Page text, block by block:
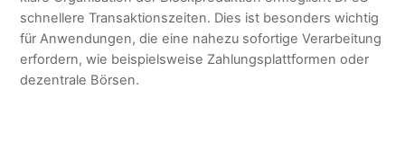
schnellere Transaktionszeiten. Dies ist besonders wichtig
für Anwendungen, die eine nahezu sofortige Verarbeitung
erfordern, wie beispielsweise Zahlungsplattformen oder
dezentrale Börsen.